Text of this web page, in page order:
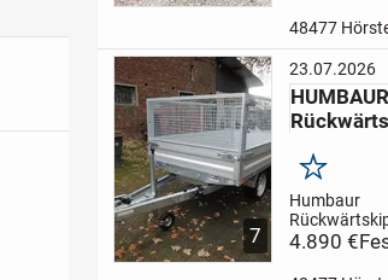
Nutzlast-
Bodenplatte
stark-4
Bordwände
AUFPREIS
Stützrad...
48477
7
23.07.2026
HUMBAUR
Merken
Humbaur
Tandem
4.890 €